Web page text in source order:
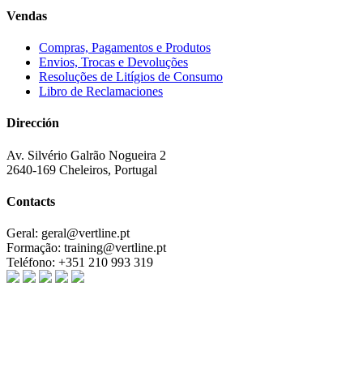
Vendas
Compras, Pagamentos e Produtos
Envios, Trocas e Devoluções
Resoluções de Litígios de Consumo
Libro de Reclamaciones
Dirección
Av. Silvério Galrão Nogueira 2
2640-169 Cheleiros, Portugal
Contacts
Geral: geral@vertline.pt
Formação: training@vertline.pt
Teléfono: +351 210 993 319